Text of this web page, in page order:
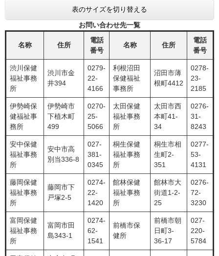
表のサイズを切り替える
お問い合わせ先一覧
名称 住所
電話
番号
名称 住所
電話
番号
渋川保健
福祉事務
所
渋川市金
井394
0279-
22-
4166
利根沼田
保健福祉
事務所
沼田市薄
根町4412
0278-
23-
2185
伊勢崎保
健福祉事
務所
伊勢崎市
下植木町
499
0270-
25-
5066
太田保健
福祉事務
所
太田市西
本町41-
34
0276-
31-
8243
安中保健
福祉事務
所
安中市高
別当336-8
027-
381-
0345
桐生保健
福祉事務
所
桐生市相
生町2-
351
0277-
53-
4131
藤岡保健
福祉事務
所
藤岡市下
戸塚2-5
0274-
22-
1420
館林保健
福祉事務
所
館林市大
街道1-2-
25
0276-
72-
3230
富岡保健
福祉事務
所
富岡市田
島343-1
0274-
62-
1541
前橋市保
健所
前橋市朝
日町3-
36-17
027-
220-
5784